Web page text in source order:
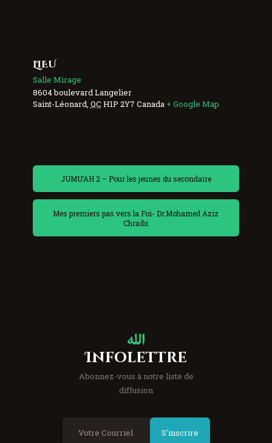
LIEU
Salle Mirage
8604 boulevard Langelier
Saint-Léonard QC H1P 2Y7 Canada + Google Map
JUMU’AH 2 – Pour les jeunes du secondaire
Mes premiers pas vers la Foi- Dr.Mohamed Aziz
Chraibi
Infolettre
Abonnez-vous à notre liste de
diffusion
S'inscrire